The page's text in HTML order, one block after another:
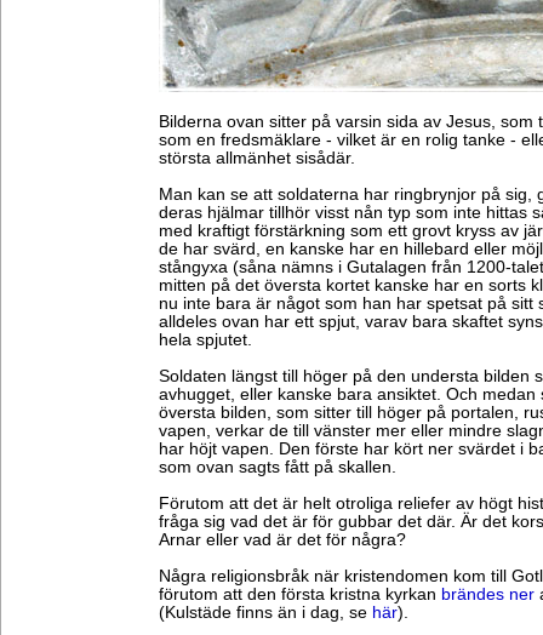
Bilderna ovan sitter på varsin sida av Jesus, som
som en fredsmäklare - vilket är en rolig tanke -
största allmänhet sisådär.
Man kan se att soldaterna har ringbrynjor på sig,
deras hjälmar tillhör visst nån typ som inte hittas
med kraftigt förstärkning som ett grovt kryss av
de har svärd, en kanske har en hillebard eller
stångyxa (såna nämns i Gutalagen från 1200-
mitten på det översta kortet kanske har en sorts
nu inte bara är något som han har spetsat på sitt
alldeles ovan har ett spjut, varav bara skaftet
hela spjutet.
Soldaten längst till höger på den understa bilden
avhugget, eller kanske bara ansiktet. Och medan
översta bilden, som sitter till höger på portalen,
vapen, verkar de till vänster mer eller mindre
har höjt vapen. Den förste har kört ner svärdet i
som ovan sagts fått på skallen.
Förutom att det är helt otroliga reliefer av högt
fråga sig vad det är för gubbar det där. Är det
Arnar eller vad är det för några?
Några religionsbråk när kristendomen kom till
förutom att den första kristna kyrkan brändes ner
(Kulstäde finns än i dag, se här).